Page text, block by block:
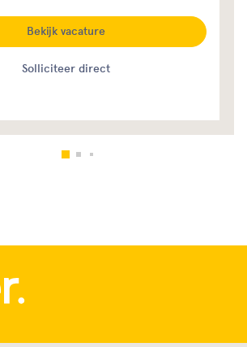
Solliciteer direct
Bekijk vacature